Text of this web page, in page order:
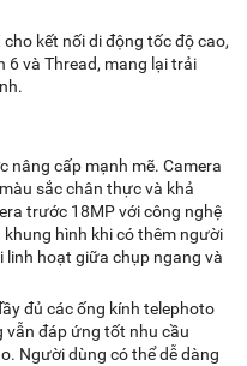
kết nối di động tốc độ cao,
6 và Thread, mang lại trải
nâng cấp mạnh mẽ. Camera
sắc chân thực và khả
trước 18MP với công nghệ
hình khi có thêm người
hoạt giữa chụp ngang và
đủ các ống kính telephoto
vẫn đáp ứng tốt nhu cầu
Người dùng có thể dễ dàng